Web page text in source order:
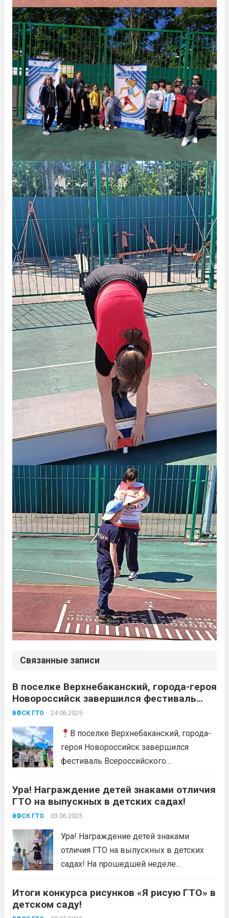
Связанные записи
В поселке Верхнебаканский, города-героя
Новороссийск завершился фестиваль
Всероссийского физкультурно-
обороне «, среди граждан, проживающих
в сельской местности.
ВФСК ГТО 24.06.2025
В поселке Верхнебаканский, города-
героя Новороссийск завершился
фестиваль Всероссийского
«Готов к труду и обороне «, среди
граждан, проживающих в сельской
местности. 🕯В День памяти и скорби
молчания, признавая важность
исторического наследия нашего
государства и памяти...
Ура! Награждение детей знаками отличия
ГТО на выпускных в детских садах!
ВФСК ГТО 03.06.2025
Ура! Награждение детей знаками
отличия ГТО на выпускных в детских
садах! На прошедшей неделе
ГТО провели торжественное
награждение юных спортсменов
Итоги конкурса рисунков «Я рисую ГТО» в
детском саду!